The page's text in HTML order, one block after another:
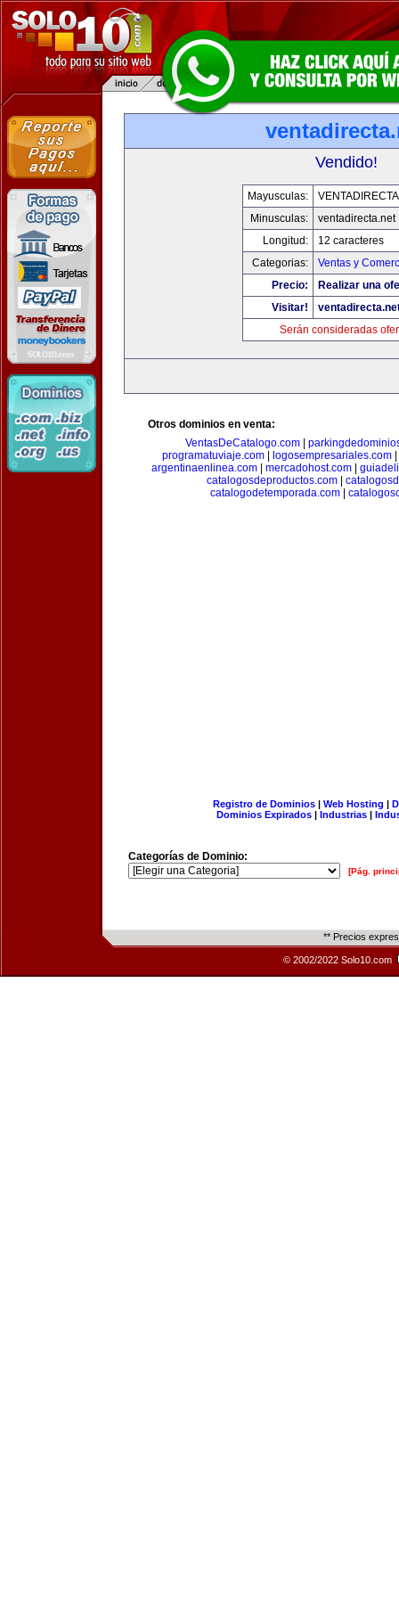
Vendido!
Mayusculas:
Minusculas:
ventadirecta.net
Longitud:
12 caracteres
Categorias:
Ventas y
Precio:
Realizar una
Visitar!
Serán consideradas
Otros dominios en venta:
VentasDeCatalogo.com|
programatuviaje.com| logosempresariales.com|
argentinaenlinea.com| mercadohost.com|
catalogosdeproductos.com
catalogodetemporada.com
Registro de Dominios| Web Hosting |
Dominios Expirados | Industrias |
Categorías de Dominio:
[Pág.
** Precios
© 2002/2022 Solo10.com